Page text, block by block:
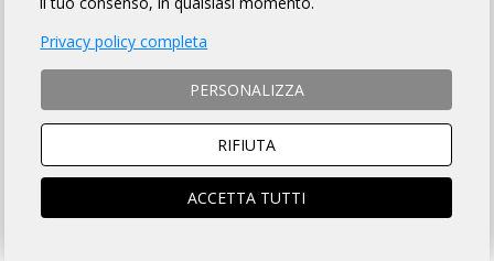
3553 metri
TEMPO MASSIMO DOVE
Privacy policy completa
PERSONALIZZA
RIFIUTA
ACCETTA TUTTI